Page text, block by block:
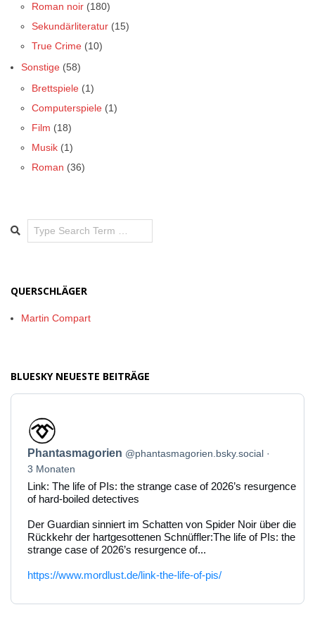
Roman noir (180)
Sekundärliteratur (15)
True Crime (10)
Sonstige (58)
Brettspiele (1)
Computerspiele (1)
Film (18)
Musik (1)
Roman (36)
Search
QUERSCHLÄGER
Martin Compart
BLUESKY NEUESTE BEITRÄGE
Beitrag
von
Phantasmagorien
auf
Bluesky
ansehen
Phantasmagorien @phantasmagorien.bsky.social
3 Monaten
Link: The life of PIs: the strange case of 2026’s resurgence
of hard-boiled detectives
Der Guardian sinniert im Schatten von Spider Noir über die
Rückkehr der hartgesottenen Schnüffler:The life of PIs: the
strange case of 2026’s resurgence of...
https://www.mordlust.de/link-the-life-of-pis/